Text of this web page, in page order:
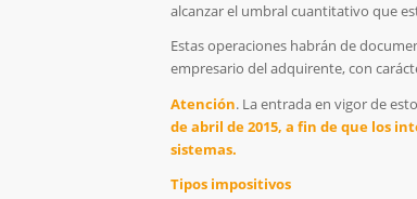
alcanzar el umbral cuantitativo que
Estas operaciones habrán de
empresario del adquirente, con
Atención. La entrada en vigor de
de abril de 2015, a fin de que los
sistemas.
Tipos impositivos